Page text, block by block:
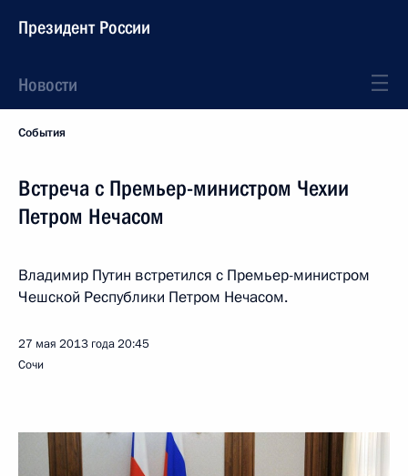
Президент России
Новости
События
Встреча с Премьер-министром Чехии
Петром Нечасом
Владимир Путин встретился с Премьер-министром
Чешской Республики Петром Нечасом.
27 мая 2013 года20:45
Сочи